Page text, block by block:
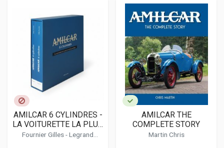
AMILCAR 6 CYLINDRES -
LA VOITURETTE LA PLUS
VITE DU MONDE
Fournier Gilles-Legrand
AMILCAR THE
COMPLETE STORY
Martin Chris